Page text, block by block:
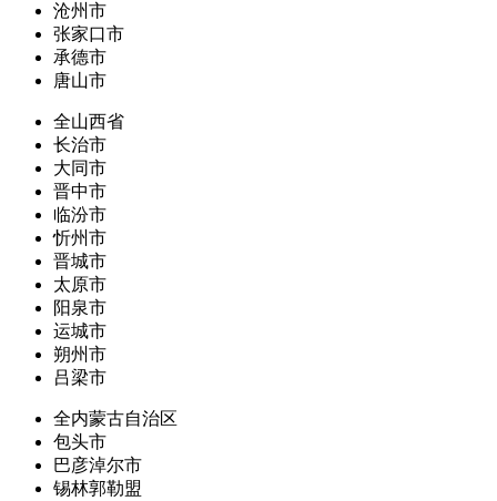
沧州市
张家口市
承德市
唐山市
全山西省
长治市
大同市
晋中市
临汾市
忻州市
晋城市
太原市
阳泉市
运城市
朔州市
吕梁市
全内蒙古自治区
包头市
巴彦淖尔市
锡林郭勒盟